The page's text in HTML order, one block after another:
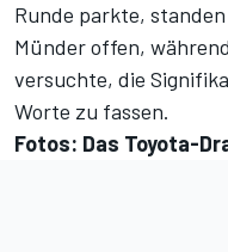
Runde parkte,
Münder offen,
versuchte, die
Worte zu fassen.
Fotos: Das Toyota-